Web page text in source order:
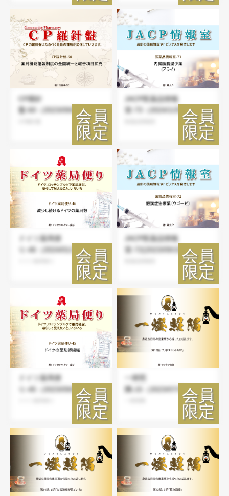
CP羅針
盤-60（2023/09/02）
JACP医薬品情報
室-73（2024/1/29）
ドイツ薬局便
り-46（2024/01/15）
JACP医薬品情報
室-72(2023/09/15)
ドイツ薬局便
り-45（2023/09/03）
一燈照
隅-15（2023/07/31）